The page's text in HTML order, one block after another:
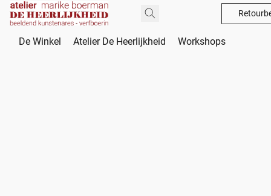
De Winkel Atelier De Heerlijkheid Workshops